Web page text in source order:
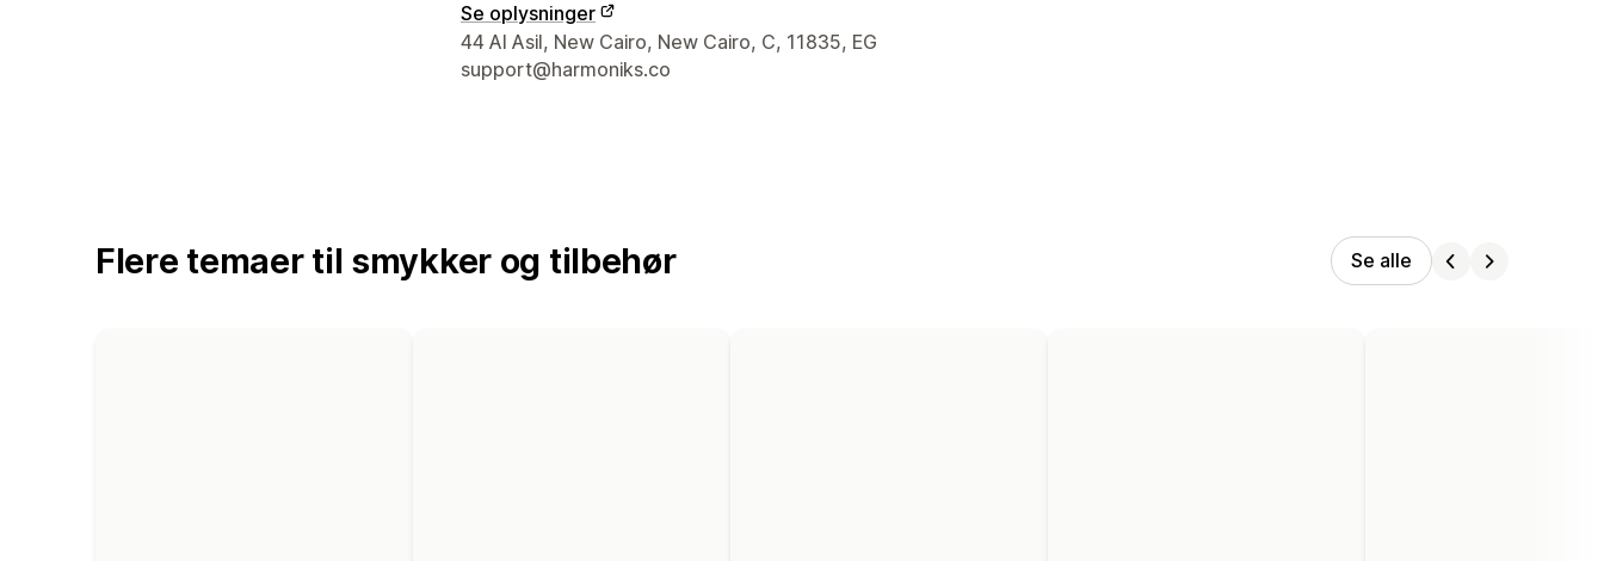
Se oplysninger
Se kontaktoplysninger
44 Al Asil, New Cairo, New Cairo, C, 11835, EG
support@harmoniks.co
Flere temaer til smykker og tilbehør Se alle